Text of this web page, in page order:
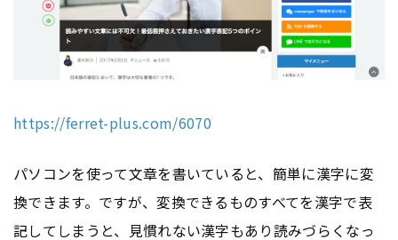
https://ferret-plus.com/6070
パソコンを使って文章を書いていると、簡単に漢字に変
換できます。ですが、変換できるものすべてを漢字で表
記してしまうと、見慣れない漢字もあり読みづらくなっ